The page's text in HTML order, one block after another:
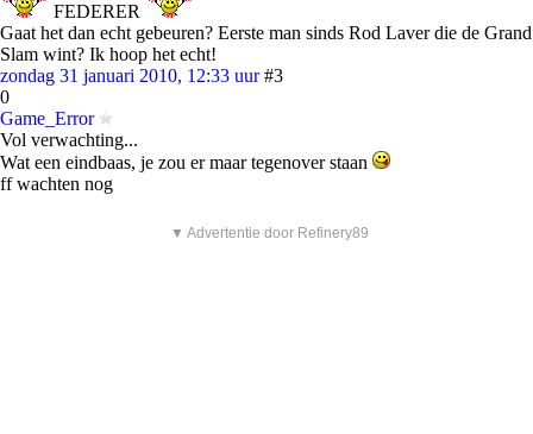
FEDERER
Gaat het dan echt gebeuren? Eerste man sinds Rod Laver die de Grand
Slam wint? Ik hoop het echt!
zondag 31 januari 2010, 12:33 uur #3
0
Game_Error
Vol verwachting...
Wat een eindbaas, je zou er maar tegenover staan
ff wachten nog
▼ Advertentie door Refinery89